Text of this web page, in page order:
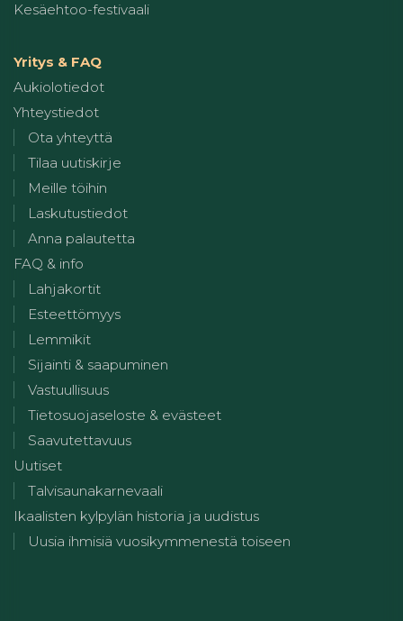
Kesäehtoo-festivaali
Yritys & FAQ
Aukiolotiedot
Yhteystiedot
Ota yhteyttä
Tilaa uutiskirje
Meille töihin
Laskutustiedot
Anna palautetta
FAQ & info
Lahjakortit
Esteettömyys
Lemmikit
Sijainti & saapuminen
Vastuullisuus
Tietosuojaseloste & evästeet
Saavutettavuus
Uutiset
Talvisaunakarnevaali
Ikaalisten kylpylän historia ja uudistus
Uusia ihmisiä vuosikymmenestä toiseen